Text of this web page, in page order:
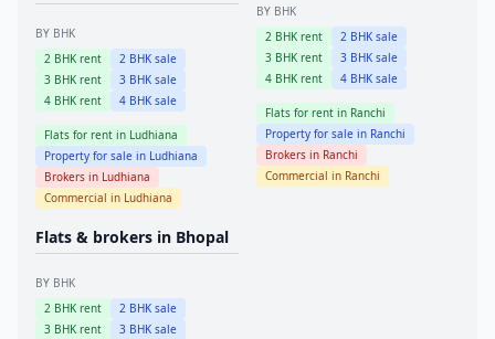
BY BHK
2 BHK rent 2 BHK sale
3 BHK rent 3 BHK sale
4 BHK rent 4 BHK sale
Flats for rent in Ludhiana
Property for sale in Ludhiana
Brokers in Ludhiana
Commercial in Ludhiana
BY BHK
2 BHK rent 2 BHK sale
3 BHK rent 3 BHK sale
4 BHK rent 4 BHK sale
Flats for rent in Ranchi
Property for sale in Ranchi
Brokers in Ranchi
Commercial in Ranchi
Flats & brokers in Bhopal
BY BHK
2 BHK rent 2 BHK sale
3 BHK rent 3 BHK sale